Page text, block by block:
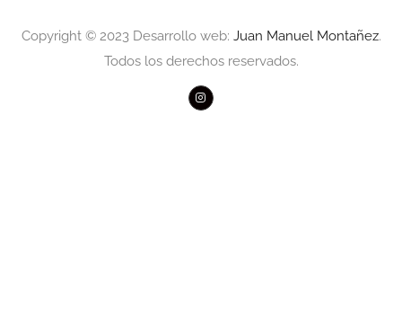
Copyright © 2023 Desarrollo web: Juan Manuel Montañez.
Todos los derechos reservados.